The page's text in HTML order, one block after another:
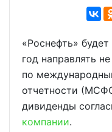
«Роснефть»
год направлять
по
отчетности
дивиденды
компании.